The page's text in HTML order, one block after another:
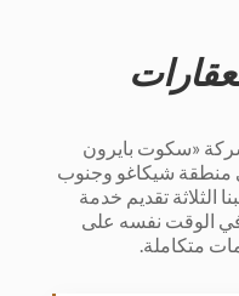
قدمت شركة «سكوت بايرون
منطقة شيكاغو وجنوب
الثلاثة تقديم خدمة
في الوقت نفسه على
متكاملة.